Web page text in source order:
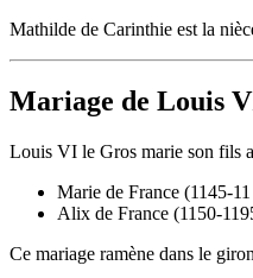
Mathilde de Carinthie est la
Mariage de Louis
Louis VI le Gros marie son fils
Marie de France (1145-
Alix de France (1150-
Ce mariage ramène dans le